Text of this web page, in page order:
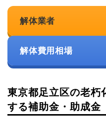
解体業者
解体費用相場
東京都足立区の老朽
する補助金・助成金